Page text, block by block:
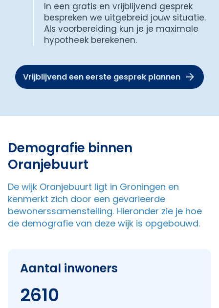
In een gratis en vrijblijvend gesprek
bespreken we uitgebreid jouw situatie.
Als voorbereiding kun je je maximale
hypotheek berekenen.
Vrijblijvend een eerste gesprek plannen
Demografie binnen
Oranjebuurt
De wijk Oranjebuurt ligt in Groningen en
kenmerkt zich door een gevarieerde
bewonerssamenstelling. Hieronder zie je hoe
de demografie van deze wijk is opgebouwd.
Aantal inwoners
2610